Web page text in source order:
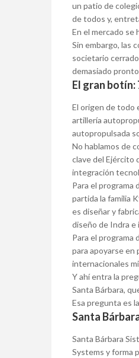
un patio de
de todos y,
En el mercado se
Sin embargo, las
societario
demasiado
El gran
El origen de todo
artillería
autopropulsada
No hablamos de
clave del Ejército
integración
Para el programa
partida la familia
es diseñar y
diseño de Indra e
Para el programa
para apoyarse en
internacionales
Y ahí entra la
Santa Bárbara,
Esa pregunta es
Santa
Santa Bárbara
Systems y forma